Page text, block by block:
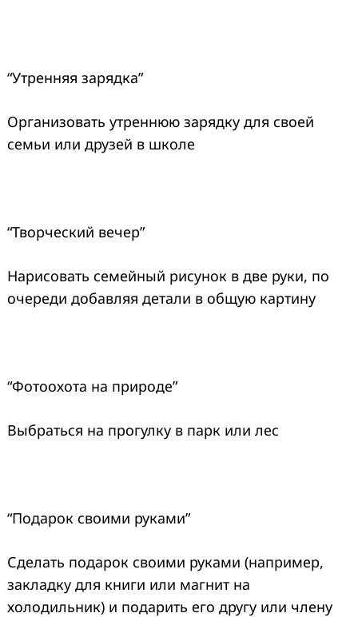
“Утренняя зарядка”
Организовать утреннюю зарядку для своей
семьи или друзей в школе
“Творческий вечер”
Нарисовать семейный рисунок в две руки, по
очереди добавляя детали в общую картину
“Фотоохота на природе”
Выбраться на прогулку в парк или лес
“Подарок своими руками”
Сделать подарок своими руками (например,
закладку для книги или магнит на
холодильник) и подарить его другу или члену